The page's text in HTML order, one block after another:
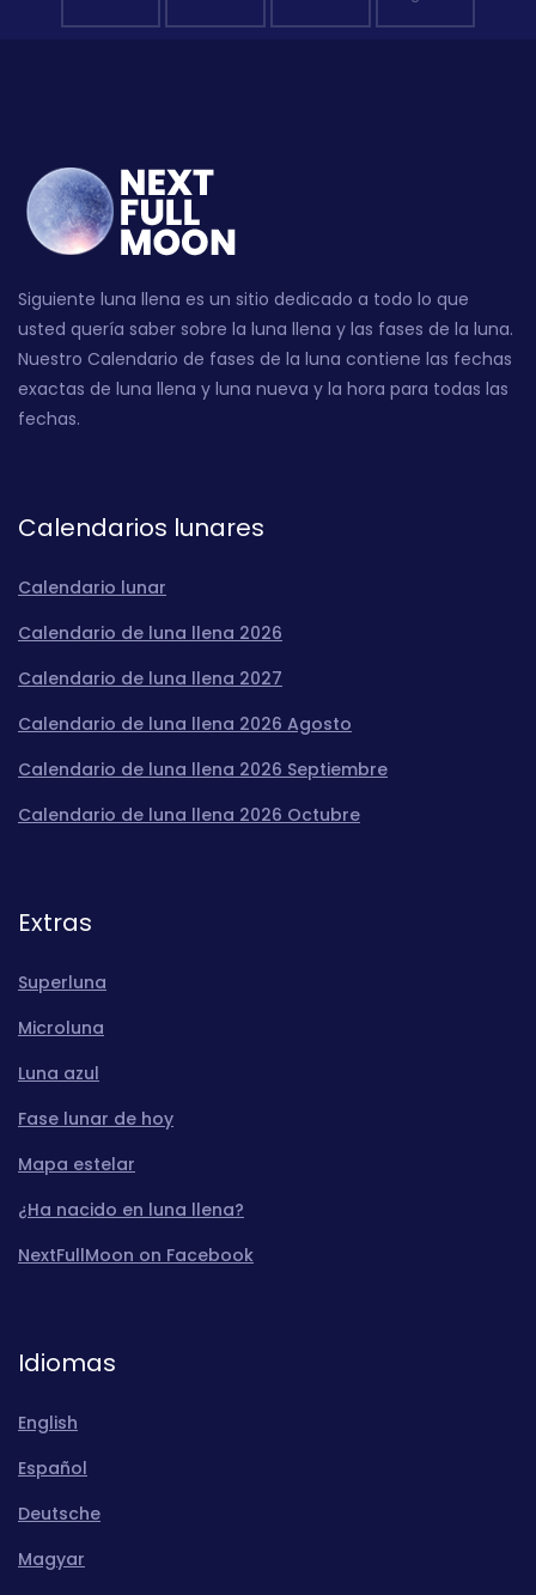
Siguiente luna llena es un sitio dedicado a todo lo que
usted quería saber sobre la luna llena y las fases de la luna.
Nuestro Calendario de fases de la luna contiene las fechas
exactas de luna llena y luna nueva y la hora para todas las
fechas.
Calendarios lunares
Calendario lunar
Calendario de luna llena 2026
Calendario de luna llena 2027
Calendario de luna llena 2026 Agosto
Calendario de luna llena 2026 Septiembre
Calendario de luna llena 2026 Octubre
Extras
Superluna
Microluna
Luna azul
Fase lunar de hoy
Mapa estelar
¿Ha nacido en luna llena?
NextFullMoon on Facebook
Idiomas
English
Español
Deutsche
Magyar